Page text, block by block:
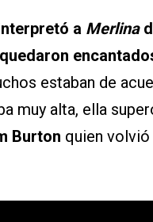
a Merlina
estaban de
muy alta, ella
Burton quien